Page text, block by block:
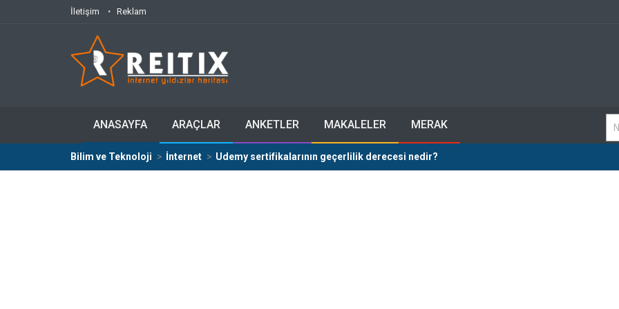
İletişim Reklam
ANASAYFA ARAÇLAR ANKETLER MAKALELER MERAK
Bilim ve Teknoloji İnternet Udemy sertifikalarının geçerlilik derecesi nedir?